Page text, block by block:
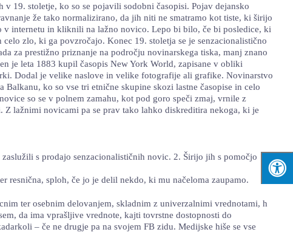
19. stoletje, ko so se pojavili sodobni časopisi. Pojav dejansko
že tako normalizirano, da jih niti ne smatramo kot tiste, ki širijo
internetu in kliknili na lažno novico. Lepo bi bilo, če bi posledice, ki
zlo, ki ga povzročajo. Konec 19. stoletja se je senzacionalistično
za prestižno priznanje na področju novinarskega tiska, manj znano
je leta 1883 kupil časopis New York World, zapisane v obliki
Dodal je velike naslove in velike fotografije ali grafike. Novinarstvo
ko so vse tri etnične skupine skozi lastne časopise in celo
so se v polnem zamahu, kot pod goro speči zmaj, vrnile z
lažnimi novicami pa se prav tako lahko diskreditira nekoga, ki je
s prodajo senzacionalističnih novic. 2. Širijo jih s pomočjo
sploh, če jo je delil nekdo, ki mu načeloma zaupamo.
ter osebnim delovanjem, skladnim z univerzalnimi vrednotami, h
da ima vprašljive vrednote, kajti tovrstne dostopnosti do
– če ne drugje pa na svojem FB zidu. Medijske hiše se vse